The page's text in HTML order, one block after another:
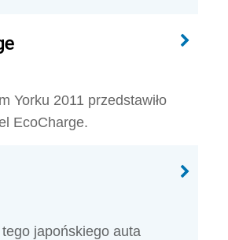
Yorku 2011 przedstawiło
EcoCharge.
japońskiego auta